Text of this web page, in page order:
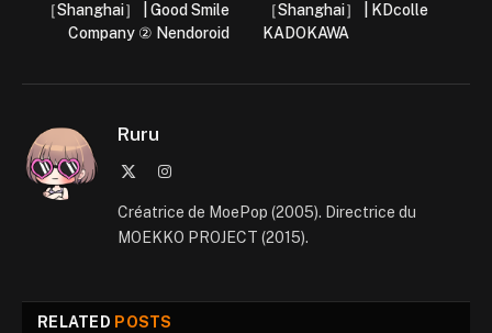
［Shanghai］ | Good Smile
Company ② Nendoroid
［Shanghai］ | KDcolle
KADOKAWA
Ruru
Instagram
Créatrice de MoePop (2005). Directrice du
MOEKKO PROJECT (2015).
RELATED POSTS